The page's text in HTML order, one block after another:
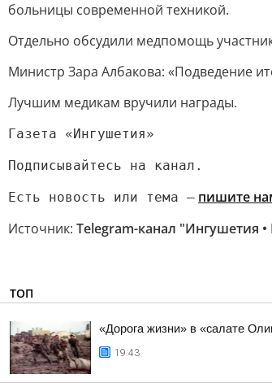
больницы современной техникой.
Отдельно обсудили медпомощь
Министр Зара Албакова: «Подведение
Лучшим медикам вручили награды.
Газета «Ингушетия»
Подписывайтесь на канал.
Есть новость или тема — пишите
Источник: Telegram-канал "Ингушетия •
ТОП
«Дорога жизни» в «салате
19:43